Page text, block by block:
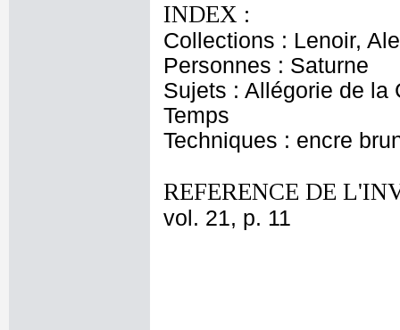
INDEX :
Collections : Lenoir,
Personnes : Saturne
Sujets : Allégorie de la
Temps
Techniques : encre
REFERENCE DE
vol. 21, p. 11